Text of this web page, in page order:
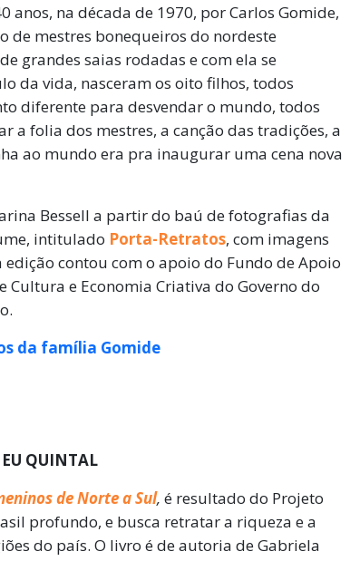
na década de 1970, por Carlos Gomide,
de mestres bonequeiros do nordeste
grandes saias rodadas e com ela se
da vida, nasceram os oito filhos, todos
diferente para desvendar o mundo, todos
folia dos mestres, a canção das tradições, a
ao mundo era pra inaugurar uma cena nova
Bessell a partir do baú de fotografias da
intitulado Porta-Retratos, com imagens
contou com o apoio do Fundo de Apoio
e Economia Criativa do Governo do
da família Gomide
QUINTAL
de Norte a Sul, é resultado do Projeto
profundo, e busca retratar a riqueza e a
do país. O livro é de autoria de Gabriela